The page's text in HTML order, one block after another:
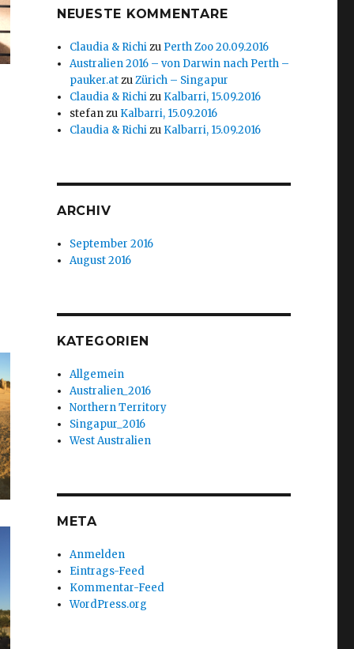
NEUESTE KOMMENTARE
Claudia & Richizu Perth Zoo 20.09.2016
Australien 2016 – von Darwin nach Perth –
pauker.atzuZürich – Singapur
Claudia & Richizu Kalbarri, 15.09.2016
stefanzu Kalbarri, 15.09.2016
Claudia & Richizu Kalbarri, 15.09.2016
ARCHIV
September 2016
August 2016
KATEGORIEN
Allgemein
Australien_2016
Northern Territory
Singapur_2016
West Australien
META
Anmelden
Eintrags-Feed
Kommentar-Feed
WordPress.org